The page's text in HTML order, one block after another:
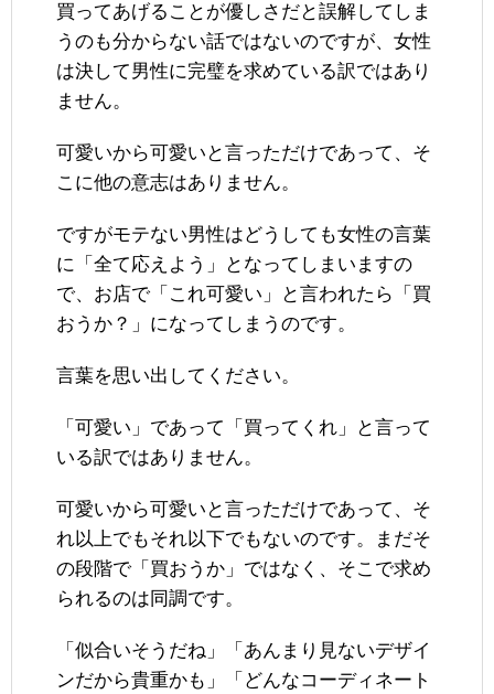
買ってあげることが優しさだと誤解してしま
うのも分からない話ではないのですが、女性
は決して男性に完璧を求めている訳ではあり
ません。
可愛いから可愛いと言っただけであって、そ
こに他の意志はありません。
ですがモテない男性はどうしても女性の言葉
に「全て応えよう」となってしまいますの
で、お店で「これ可愛い」と言われたら「買
おうか？」になってしまうのです。
言葉を思い出してください。
「可愛い」であって「買ってくれ」と言って
いる訳ではありません。
可愛いから可愛いと言っただけであって、そ
れ以上でもそれ以下でもないのです。まだそ
の段階で「買おうか」ではなく、そこで求め
られるのは同調です。
「似合いそうだね」「あんまり見ないデザイ
ンだから貴重かも」「どんなコーディネート